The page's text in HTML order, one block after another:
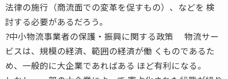
法律の施行（商流面での変革を促すもの）、などを 検
討する必要があるだろう。
?中小物流事業者の保護・振興に関する政策 物流サー
ビスは、規模の経済、範囲の経済が働 くものであるた
め、一般的に大企業であればある ほど有利になる。